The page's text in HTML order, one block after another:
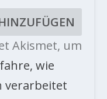
Akismet, um
wie
verarbeitet